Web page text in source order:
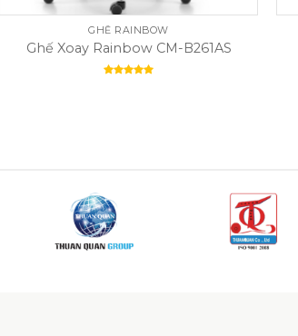
GHẾ RAINBOW
Ghế Xoay Rainbow CM-B261AS